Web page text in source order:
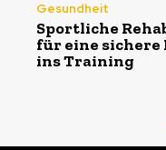
Gesundheit
Sportliche
für eine sichere
ins Training